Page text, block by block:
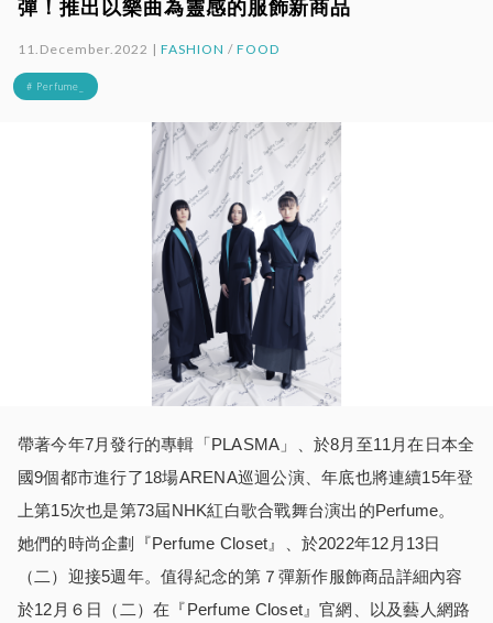
彈！推出以樂曲為靈感的服飾新商品
11.December.2022 |FASHION / FOOD
# Perfume_
帶著今年7月發行的專輯「PLASMA」、於8月至11月在日本全
國9個都市進行了18場ARENA巡迴公演、年底也將連續15年登
上第15次也是第73屆NHK紅白歌合戰舞台演出的Perfume。
她們的時尚企劃『Perfume Closet』、於2022年12月13日
（二）迎接5週年。值得紀念的第７彈新作服飾商品詳細內容
於12月６日（二）在『Perfume Closet』官網、以及藝人網路